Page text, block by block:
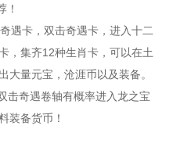
！
遇卡，双击奇遇卡，进入十二
，集齐12种生肖卡，可以在土
大量元宝，沧涯币以及装备。
击奇遇卷轴有概率进入龙之宝
装备货币！